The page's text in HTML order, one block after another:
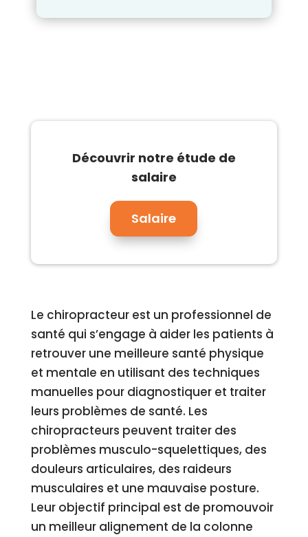
Découvrir notre étude de
salaire
Salaire
Le chiropracteur est un professionnel de
santé qui s’engage à aider les patients à
retrouver une meilleure santé physique
et mentale en utilisant des techniques
manuelles pour diagnostiquer et traiter
leurs problèmes de santé. Les
chiropracteurs peuvent traiter des
problèmes musculo-squelettiques, des
douleurs articulaires, des raideurs
musculaires et une mauvaise posture.
Leur objectif principal est de promouvoir
un meilleur alignement de la colonne